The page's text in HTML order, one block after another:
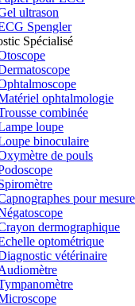
ultrason
Spengler
Spécialisé
ophtalmologie
combinée
loupe
binoculaire
de pouls
pour
dermographique
optométrique
vétérinaire